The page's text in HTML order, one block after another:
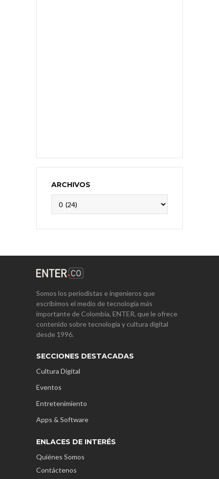
ARCHIVOS
Somos los periodistas e ingenieros que
escribimos el medio de tecnología más
importante de Colombia, ENTER, que le ofrece
contenido sobre tecnología y cultura digital
desde 1996.
SECCIONES DESTACADAS
Cultura Digital
Eventos
Entretenimiento
Apps & Software
ENLACES DE INTERÉS
Quiénes Somos
Contáctenos